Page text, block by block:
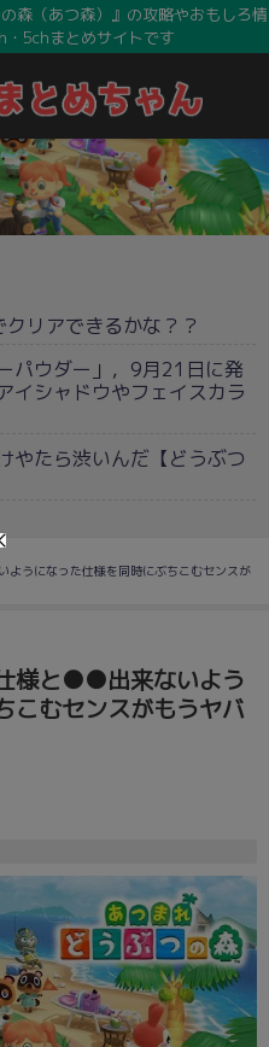
森（あつ森）』の攻略やおもしろ情
5chまとめサイトです
クリアできるかな？？
パウダー」，9月21日に発
イシャドウやフェイスカラ
やたら渋いんだ【どうぶつ
うになった仕様を同時にぶちこむセンスが
様と●●出来ないよう
こむセンスがもうヤバ